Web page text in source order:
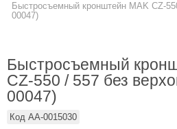
Быстросъемный кронштейн MAK CZ-
00047)
Быстросъемный
CZ-550 / 557 без
00047)
Код AA-0015030